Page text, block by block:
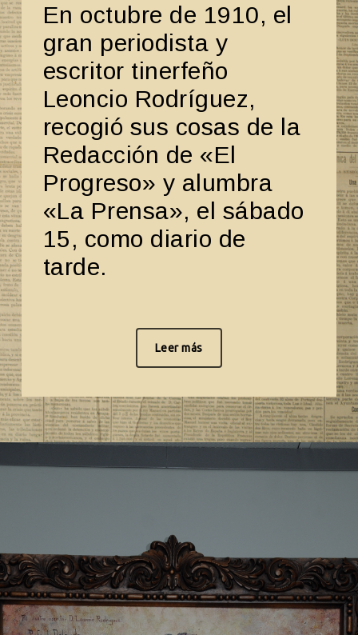
En octubre de 1910, el
gran periodista y
escritor tinerfeño
Leoncio Rodríguez,
recogió sus cosas de la
Redacción de «El
Progreso» y alumbra
«La Prensa», el sábado
15, como diario de
tarde.
Leer más